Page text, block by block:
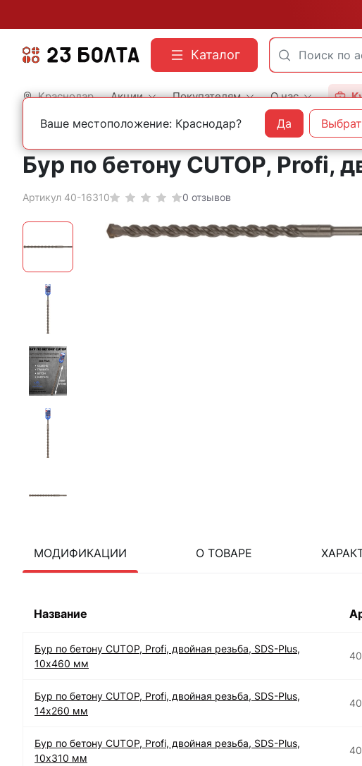
Каталог
Краснодар Акции Покупателям О нас
Главная Оснастка Буры
Бур по бетону CUTOP, Profi,
Артикул 40-16310 0 отзывов
МОДИФИКАЦИИ О ТОВАРЕ
Название
Бур по бетону CUTOP, Profi, двойная резьба, SDS-Plus,
10х460 мм
Бур по бетону CUTOP, Profi, двойная резьба, SDS-Plus,
14х260 мм
Бур по бетону CUTOP, Profi, двойная резьба, SDS-Plus,
10х310 мм
Ваше местоположение: Краснодар? Да